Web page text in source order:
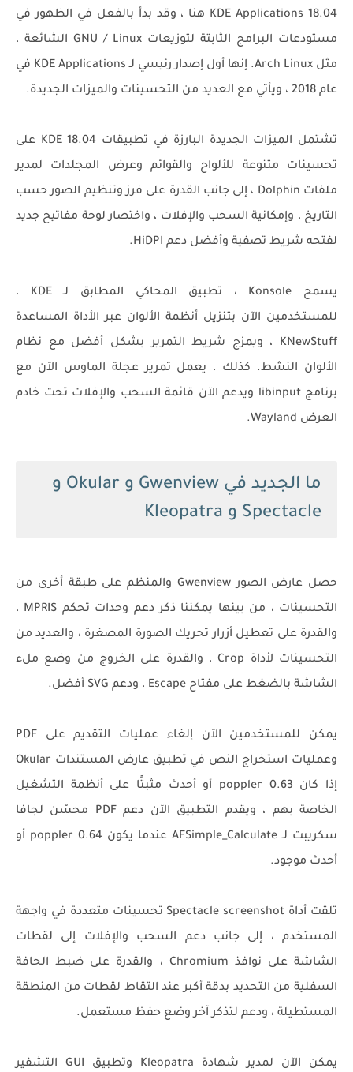
KDE Applications 18.04 هنا ، وقد بدأ بالفعل في الظهور في
مستودعات البرامج الثابتة لتوزيعات GNU / Linux الشائعة ،
مثل Arch Linux. إنها أول إصدار رئيسي لـ KDE Applications في
عام 2018 ، ويأتي مع العديد من التحسينات والميزات الجديدة.
تشتمل الميزات الجديدة البارزة في تطبيقات KDE 18.04 على
تحسينات متنوعة للألواح والقوائم وعرض المجلدات لمدير
ملفات Dolphin ، إلى جانب القدرة على فرز وتنظيم الصور حسب
التاريخ ، وإمكانية السحب والإفلات ، واختصار لوحة مفاتيح جديد
لفتحه شريط تصفية وأفضل دعم HiDPI.
يسمح Konsole ، تطبيق المحاكي المطابق لـ KDE ،
للمستخدمين الآن بتنزيل أنظمة الألوان عبر الأداة المساعدة
KNewStuff ، ويمزج شريط التمرير بشكل أفضل مع نظام
الألوان النشط. كذلك ، يعمل تمرير عجلة الماوس الآن مع
برنامج libinput ويدعم الآن قائمة السحب والإفلات تحت خادم
العرض Wayland.
ما الجديد في Gwenview و Okular و
Spectacle و Kleopatra
حصل عارض الصور Gwenview والمنظم على طبقة أخرى من
التحسينات ، من بينها يمكننا ذكر دعم وحدات تحكم MPRIS ،
والقدرة على تعطيل أزرار تحريك الصورة المصغرة ، والعديد من
التحسينات لأداة Crop ، والقدرة على الخروج من وضع ملء
الشاشة بالضغط على مفتاح Escape ، ودعم SVG أفضل.
يمكن للمستخدمين الآن إلغاء عمليات التقديم على PDF
وعمليات استخراج النص في تطبيق عارض المستندات Okular
إذا كان poppler 0.63 أو أحدث مثبتًا على أنظمة التشغيل
الخاصة بهم ، ويقدم التطبيق الآن دعم PDF محسّن لجافا
سكريبت لـ AFSimple_Calculate عندما يكون poppler 0.64 أو
أحدث موجود.
تلقت أداة Spectacle screenshot تحسينات متعددة في واجهة
المستخدم ، إلى جانب دعم السحب والإفلات إلى لقطات
الشاشة على نوافذ Chromium ، والقدرة على ضبط الحافة
السفلية من التحديد بدقة أكبر عند التقاط لقطات من المنطقة
المستطيلة ، ودعم لتذكر آخر وضع حفظ مستعمل.
يمكن الآن لمدير شهادة Kleopatra وتطبيق GUI التشفير